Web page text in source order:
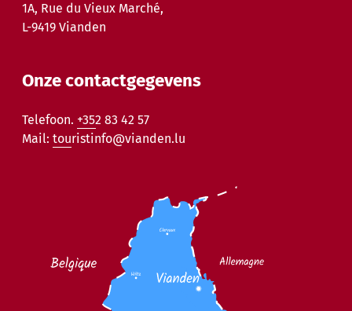
1A, Rue du Vieux Marché,
L-9419 Vianden
Onze contactgegevens
Telefoon. +352 83 42 57
Mail: touristinfo@vianden.lu